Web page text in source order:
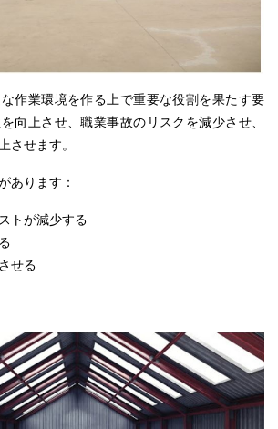
作業環境を作る上で重要な役割を果たす要
向上させ、職業事故のリスクを減少させ、
させます。
あります：
トが減少する
せる